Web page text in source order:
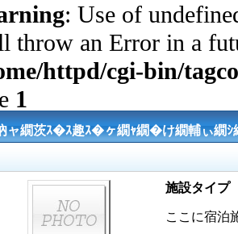
: Use of
throw an Error in a
httpd/cgi-bin/
1
ャ繝茨ｽ�ｽ趣ｽ�ヶ繝ｬ繝�け繝輔ぃ繝
施設タイプ
ここに宿泊